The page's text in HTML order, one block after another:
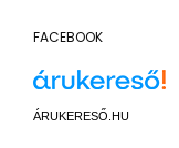
FACEBOOK
ÁRUKERESŐ.HU